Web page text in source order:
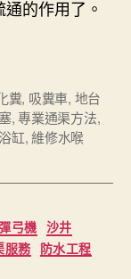
的作用了。
糞, 吸糞車, 地台
,專業通渠方法,
浴缸,維修水喉
弓機 沙井
服務 防水工程